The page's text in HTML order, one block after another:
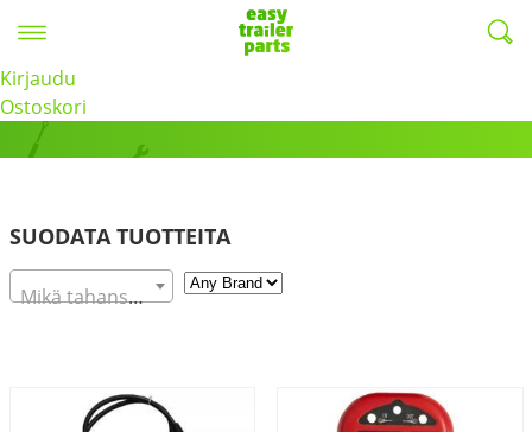
Kirjaudu
Ostoskori
Sähkövinssien kaukosäätimet
SUODATA TUOTTEITA
Mikä tahansa Vetokyky